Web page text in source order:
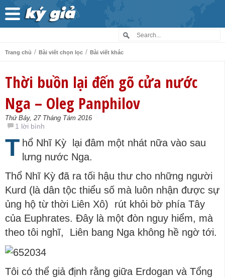
Trang chủ / Bài viết chọn lọc / Bài viết khác
Thời buồn lại đến gõ cửa nước
Nga – Oleg Panphilov
Thứ Bảy, 27 Tháng Tám 2016
1 lời bình
T hổ Nhĩ Kỳ lại đâm một nhát nữa vào sau
lưng nước Nga.
Thổ Nhĩ Kỳ đã ra tối hậu thư cho những người
Kurd (là dân tộc thiểu số mà luôn nhận được sự
ủng hộ từ thời Liên Xô) rút khỏi bờ phía Tây
của Euphrates. Đây là một đòn nguy hiểm, mà
theo tôi nghĩ, Liên bang Nga không hề ngờ tới.
Tôi có thể giả định rằng giữa Erdogan và Tổng